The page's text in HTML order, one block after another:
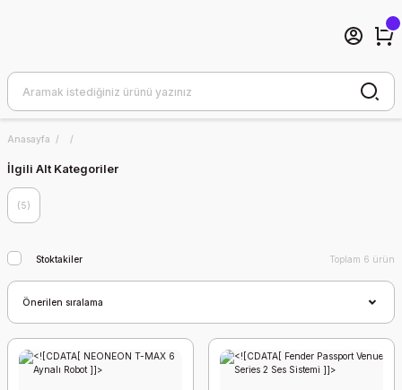
Anasayfa
İlgili Alt Kategoriler
(5)
Stoktakiler Toplam 6 ürün